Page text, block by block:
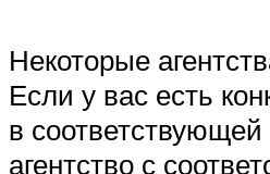
Некоторые
Если у вас есть
в
агентство с